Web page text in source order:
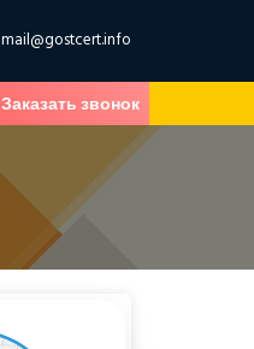
mail@gostcert.info
Заказать звонок